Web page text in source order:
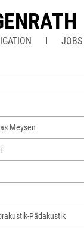
JOBS
Meysen
Pädakustik